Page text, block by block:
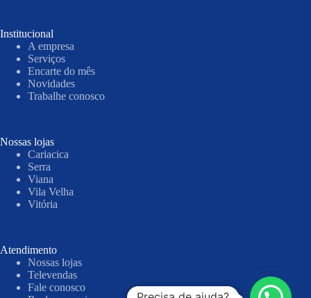
Institucional
A empresa
Serviços
Encarte do mês
Novidades
Trabalhe conosco
Nossas lojas
Cariacica
Serra
Viana
Vila Velha
Vitória
Atendimento
Nossas lojas
Televendas
Fale conosco